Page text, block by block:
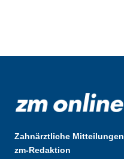
Zahnärztliche Mitteilungen
zm-Redaktion